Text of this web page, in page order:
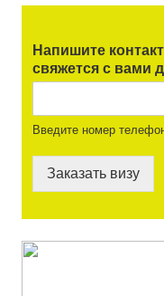
Напишите
свяжется с вами
Введите номер
Заказать визу